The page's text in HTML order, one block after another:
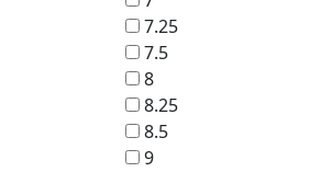
7.25
7.5
8
8.25
8.5
9